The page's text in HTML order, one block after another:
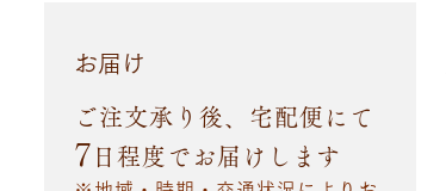
お届け
ご注文承り後、宅配便にて
7日程度でお届けします